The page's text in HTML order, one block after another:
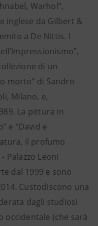
Warhol”,
inglese da Gilbert &
a De Nittis. I
di un
morto” di Sandro
Milano, e,
La pittura in
e “David e
il profumo
Palazzo Leoni
dal 1999 e sono
Custodiscono una
dagli studiosi
(che sarà